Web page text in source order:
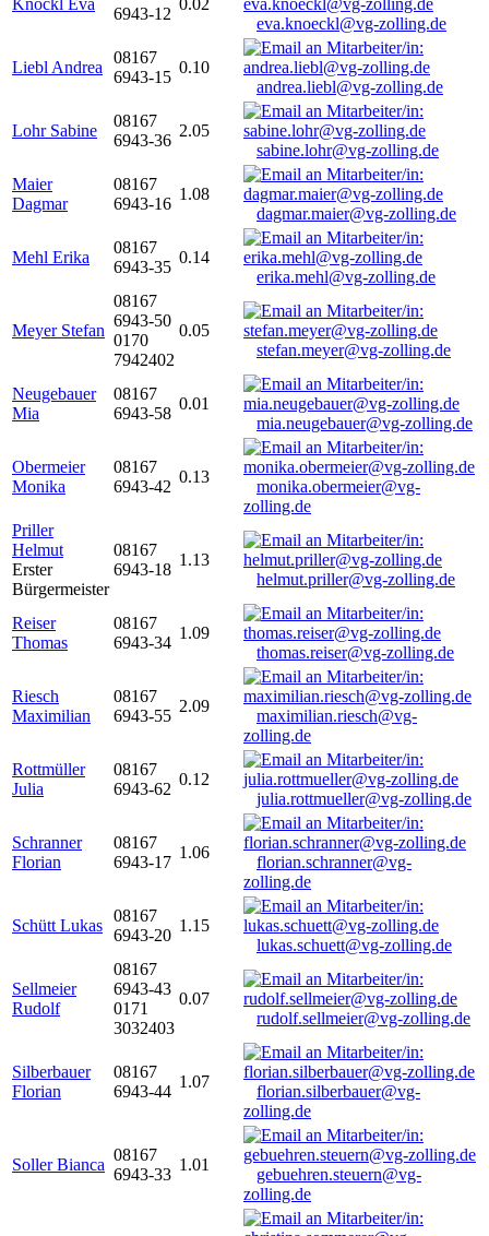
Knöckl Eva
6943-12
0.02
eva.knoeckl@vg-zolling.de
Liebl Andrea
08167
6943-15
0.10
andrea.liebl@vg-zolling.de
Lohr Sabine
08167
6943-36
2.05
sabine.lohr@vg-zolling.de
Maier
Dagmar
08167
6943-16
1.08
dagmar.maier@vg-zolling.de
Mehl Erika
08167
6943-35
0.14
erika.mehl@vg-zolling.de
Meyer Stefan
08167
6943-50
0170
7942402
0.05
stefan.meyer@vg-zolling.de
Neugebauer
Mia
08167
6943-58
0.01
mia.neugebauer@vg-zolling.de
Obermeier
Monika
08167
6943-42
0.13
monika.obermeier@vg-
zolling.de
Priller
Helmut
Erster
Bürgermeister
08167
6943-18
1.13
helmut.priller@vg-zolling.de
Reiser
Thomas
08167
6943-34
1.09
thomas.reiser@vg-zolling.de
Riesch
Maximilian
08167
6943-55
2.09
maximilian.riesch@vg-
zolling.de
Rottmüller
Julia
08167
6943-62
0.12
julia.rottmueller@vg-zolling.de
Schranner
Florian
08167
6943-17
1.06
florian.schranner@vg-
zolling.de
Schütt Lukas
08167
6943-20
1.15
lukas.schuett@vg-zolling.de
Sellmeier
Rudolf
08167
6943-43
0171
3032403
0.07
rudolf.sellmeier@vg-zolling.de
Silberbauer
Florian
08167
6943-44
1.07
florian.silberbauer@vg-
zolling.de
Soller Bianca
08167
6943-33
1.01
gebuehren.steuern@vg-
zolling.de